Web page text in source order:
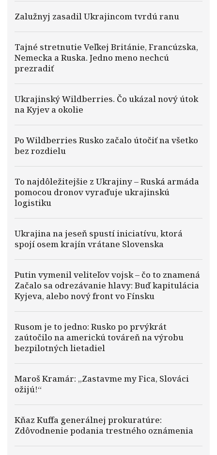
Zalužnyj zasadil Ukrajincom tvrdú ranu
Tajné stretnutie Veľkej Británie, Francúzska,
Nemecka a Ruska. Jedno meno nechcú
prezradiť
Ukrajinský Wildberries. Čo ukázal nový útok
na Kyjev a okolie
Po Wildberries Rusko začalo útočiť na všetko
bez rozdielu
To najdôležitejšie z Ukrajiny – Ruská armáda
pomocou dronov vyraďuje ukrajinskú
logistiku
Ukrajina na jeseň spustí iniciatívu, ktorá
spojí osem krajín vrátane Slovenska
Putin vymenil veliteľov vojsk – čo to znamená
Začalo sa odrezávanie hlavy: Buď kapitulácia
Kyjeva, alebo nový front vo Fínsku
Rusom je to jedno: Rusko po prvýkrát
zaútočilo na americkú továreň na výrobu
bezpilotných lietadiel
Maroš Kramár: „Zastavme my Fica, Slováci
ožijú!“
Kňaz Kuffa generálnej prokuratúre:
Zdôvodnenie podania trestného oznámenia